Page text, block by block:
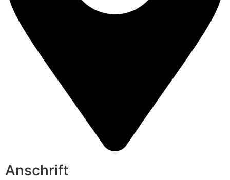
Anschrift